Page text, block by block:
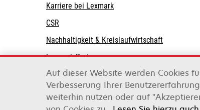
Karriere bei Lexmark
CSR
Nachhaltigkeit & Kreislaufwirtschaft
Lexmark-Partner
Lexmark International, Inc., ein
Auf dieser Website werden Cookies
Verbesserung Ihrer
weiterhin nutzen oder auf